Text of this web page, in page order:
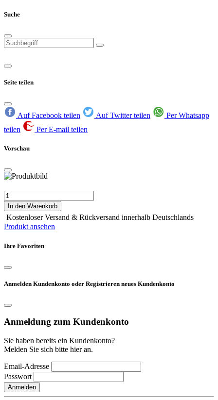
Suche
Seite teilen
Auf Facebook teilen Auf Twitter teilen
Per Whatsapp
teilen
Per E-mail teilen
Vorschau
In den Warenkorb
Kostenloser Versand & Rückversand innerhalb Deutschlands
Produkt ansehen
Ihre Favoriten
Anmelden Kundenkonto oder Registrieren neues Kundenkonto
Anmeldung zum Kundenkonto
Sie haben bereits ein Kundenkonto?
Melden Sie sich bitte hier an.
Email-Adresse
Passwort
Anmelden